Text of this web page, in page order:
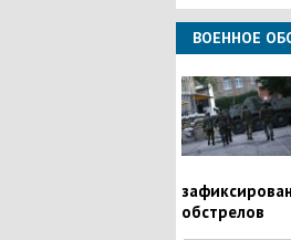
ВОЕННОЕ
обстрелов